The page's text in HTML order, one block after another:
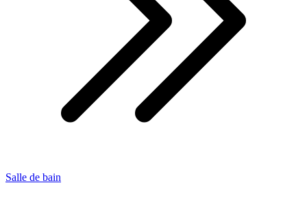
Salle de bain